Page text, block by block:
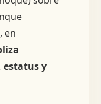
en
estatus y